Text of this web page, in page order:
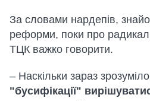
За словами нардепів,
реформи, поки про
ТЦК важко говорити.
– Наскільки зараз
"бусифікації"